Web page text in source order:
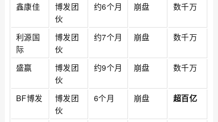
鑫康佳
博发团
伙
约6个月 崩盘 数千万
利源国
际
博发团
伙
约7个月 崩盘 数千万
盛赢
博发团
伙
约9个月 崩盘 数千万
BF博发
博发团
伙
6个月 崩盘 超百亿